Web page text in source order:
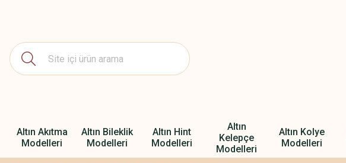
Altın Akıtma
Modelleri
Altın Bileklik
Modelleri
Altın Hint
Modelleri
Altın
Kelepçe
Modelleri
Altın Kolye
Modelleri